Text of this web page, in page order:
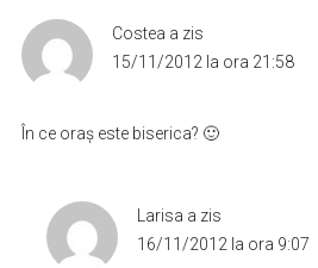
Costea a zis
15/11/2012 la ora 21:58
În ce oraş este biserica? 🙂
Larisa a zis
16/11/2012 la ora 9:07